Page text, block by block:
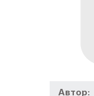
Автор: